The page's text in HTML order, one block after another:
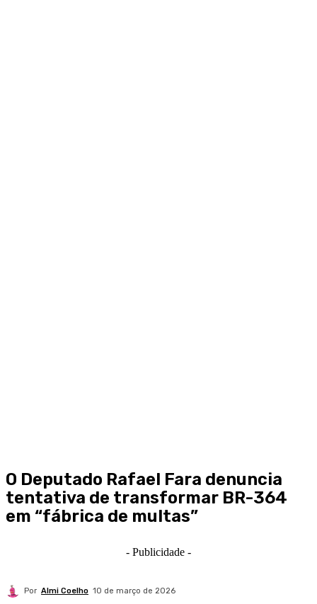
O Deputado Rafael Fara denuncia
tentativa de transformar BR-364
em “fábrica de multas”
- Publicidade -
Por Almi Coelho 10 de março de 2026